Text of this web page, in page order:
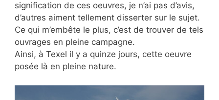
signification de ces oeuvres, je n’ai pas d’avis,
d’autres aiment tellement disserter sur le sujet.
Ce qui m’embête le plus, c’est de trouver de tels
ouvrages en pleine campagne.
Ainsi, à Texel il y a quinze jours, cette oeuvre
posée là en pleine nature.